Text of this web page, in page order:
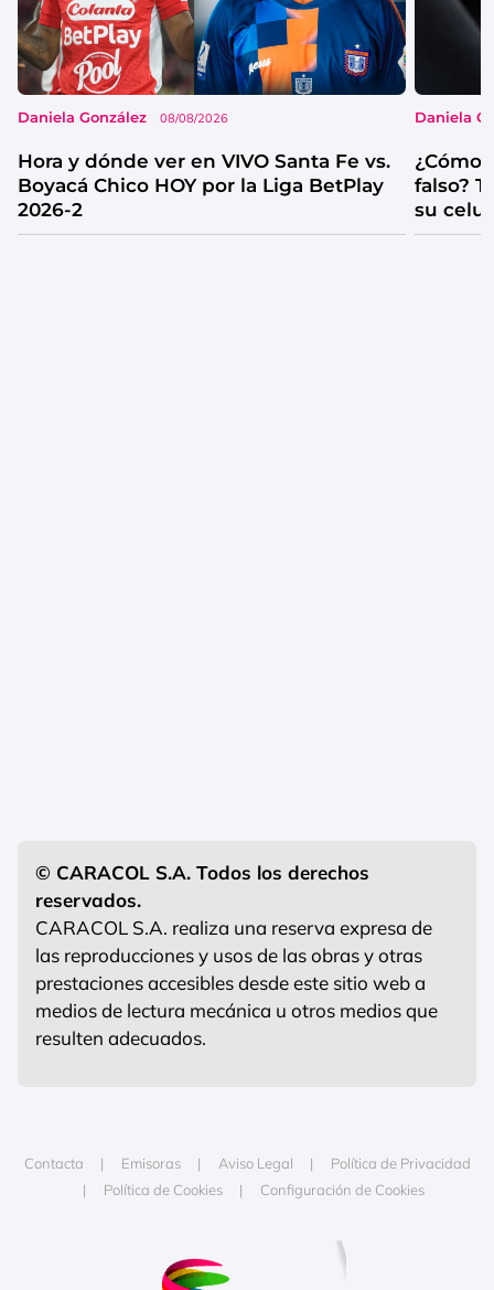
Daniela González 08/08/2026
Hora y dónde ver en VIVO Santa Fe vs.
Boyacá Chico HOY por la Liga BetPlay
2026-2
Daniela
¿Cómo
falso?
su
© CARACOL S.A. Todos los derechos
reservados.
CARACOL S.A. realiza una reserva expresa de
las reproducciones y usos de las obras y otras
prestaciones accesibles desde este sitio web a
medios de lectura mecánica u otros medios que
resulten adecuados.
Contacta Emisoras Aviso Legal
Política de Privacidad
Política de Cookies
Configuración de Cookies